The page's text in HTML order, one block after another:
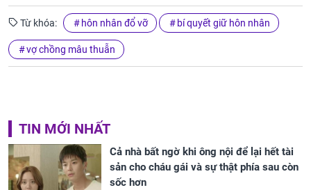
Từ khóa: hôn nhân đổ vỡ bí quyết giữ hôn nhân
vợ chồng mâu thuẫn
TIN MỚI NHẤT
Cả nhà bất ngờ khi ông nội để lại hết tài
sản cho cháu gái và sự thật phía sau còn
sốc hơn